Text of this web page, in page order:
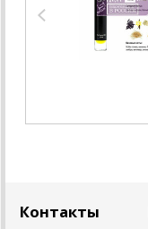
Контакты